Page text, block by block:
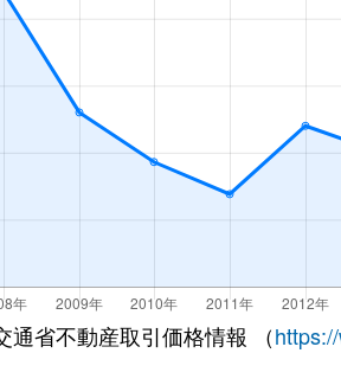
通省不動産取引価格情報 （